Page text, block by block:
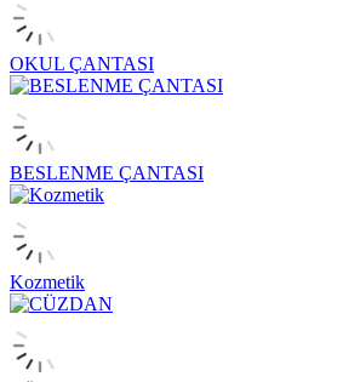
OKUL ÇANTASI
BESLENME ÇANTASI
Kozmetik